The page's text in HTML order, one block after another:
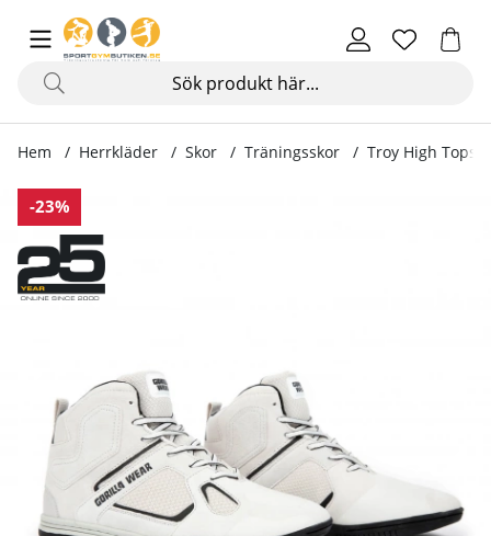
Hem Herrkläder Skor Träningsskor Troy High Tops,
-23%
Produktbilder Troy High Tops, white